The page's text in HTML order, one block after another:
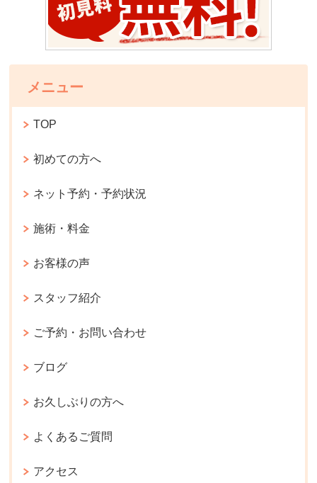
メニュー
TOP
初めての方へ
ネット予約・予約状況
施術・料金
お客様の声
スタッフ紹介
ご予約・お問い合わせ
ブログ
お久しぶりの方へ
よくあるご質問
アクセス